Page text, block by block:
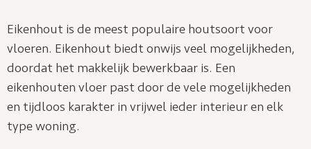
Eikenhout is de meest populaire houtsoort voor
vloeren. Eikenhout biedt onwijs veel mogelijkheden,
doordat het makkelijk bewerkbaar is. Een
eikenhouten vloer past door de vele mogelijkheden
en tijdloos karakter in vrijwel ieder interieur en elk
type woning.